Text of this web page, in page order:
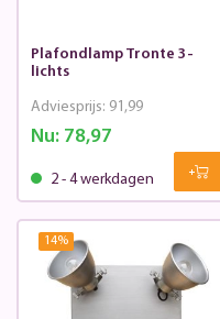
Plafondlamp Tronte 3-
lichts
Nu:78,97
Adviesprijs: 91,99
2 - 4 werkdagen
14%